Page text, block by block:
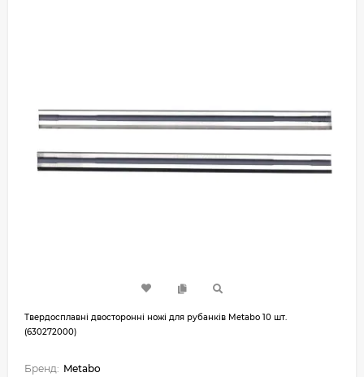
Твердосплавні двосторонні ножі для рубанків Metabo 10 шт.
(630272000)
Бренд: Metabo